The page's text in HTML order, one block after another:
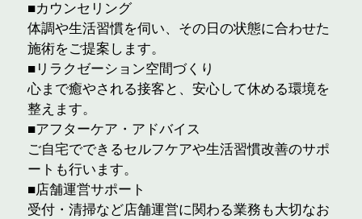
■カウンセリング
体調や生活習慣を伺い、その日の状態に合わせた
施術をご提案します。
■リラクゼーション空間づくり
心まで癒やされる接客と、安心して休める環境を
整えます。
■アフターケア・アドバイス
ご自宅でできるセルフケアや生活習慣改善のサポ
ートも行います。
■店舗運営サポート
受付・清掃など店舗運営に関わる業務も大切なお